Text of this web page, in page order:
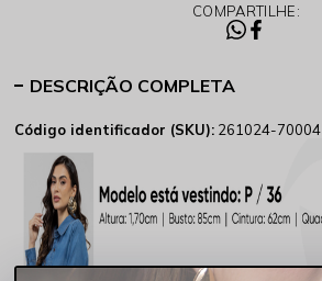
COMPARTILHE:
DESCRIÇÃO COMPLETA
Código identificador (SKU): 261024-70004